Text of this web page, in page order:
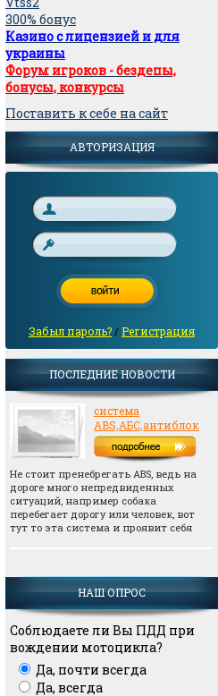
300% бонус
Казино с лицензией и для
украины
Форум игроков - бездепы,
бонусы, конкурсы
Поставить к себе на сайт
АВТОРИЗАЦИЯ
Забыл пароль? /Регистрация
ПОСЛЕДНИЕ НОВОСТИ
система
ABS,АБС,антиблок
Не стоит пренебрегать АВS, ведь на
дороге много непредвиденных
ситуаций, например собака
перебегает дорогу или человек, вот
тут то эта система и проявит себя
НАШ ОПРОС
Соблюдаете ли Вы ПДД при
вождении мотоцикла?
Да, почти всегда
Да, всегда